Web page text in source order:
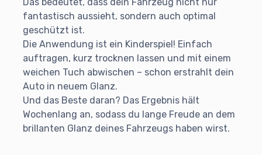
Das bedeutet, dass dein Fahrzeug nicht nur
fantastisch aussieht, sondern auch optimal
geschützt ist.
Die Anwendung ist ein Kinderspiel! Einfach
auftragen, kurz trocknen lassen und mit einem
weichen Tuch abwischen – schon erstrahlt dein
Auto in neuem Glanz.
Und das Beste daran? Das Ergebnis hält
Wochenlang an, sodass du lange Freude an dem
brillanten Glanz deines Fahrzeugs haben wirst.